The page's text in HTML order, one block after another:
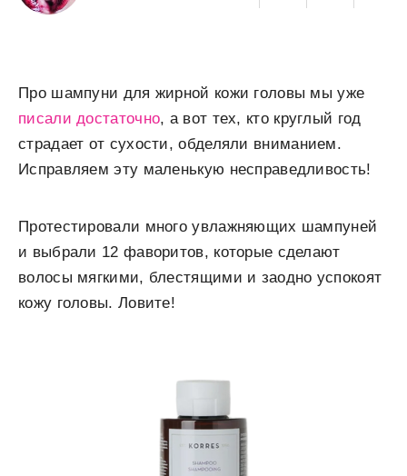
Про шампуни для жирной кожи головы мы уже
писали достаточно, а вот тех, кто круглый год
страдает от сухости, обделяли вниманием.
Исправляем эту маленькую несправедливость!
Протестировали много увлажняющих шампуней
и выбрали 12 фаворитов, которые сделают
волосы мягкими, блестящими и заодно успокоят
кожу головы. Ловите!